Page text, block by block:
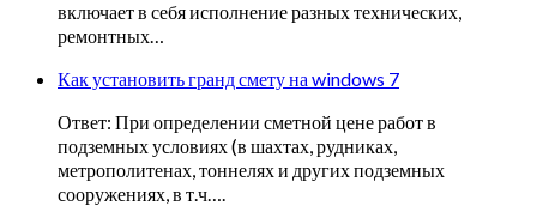
включает в себя исполнение разных технических,
ремонтных…
Как установить гранд смету на windows 7
Ответ: При определении сметной цене работ в
подземных условиях (в шахтах, рудниках,
метрополитенах, тоннелях и других подземных
сооружениях, в т.ч….